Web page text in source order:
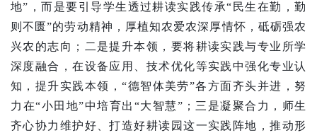
地”，而是要引导学生透过耕读实践传承“民生在勤，勤
则不匮”的劳动精神，厚植知农爱农深厚情怀，砥砺强农
兴农的志向；二是提升本领，要将耕读实践与专业所学
深度融合，在设备应用、技术优化等实践中强化专业认
知，提升实践本领，“德智体美劳”各方面齐头并进，努
力在“小田地”中培育出“大智慧”；三是凝聚合力，师生
齐心协力维护好、打造好耕读园这一实践阵地，推动形